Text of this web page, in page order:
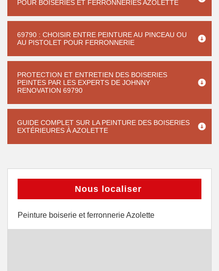
POUR BOISERIES ET FERRONNERIES AZOLETTE
69790 : CHOISIR ENTRE PEINTURE AU PINCEAU OU
AU PISTOLET POUR FERRONNERIE
PROTECTION ET ENTRETIEN DES BOISERIES
PEINTES PAR LES EXPERTS DE JOHNNY
RENOVATION 69790
GUIDE COMPLET SUR LA PEINTURE DES BOISERIES
EXTÉRIEURES À AZOLETTE
Nous localiser
Peinture boiserie et ferronnerie Azolette